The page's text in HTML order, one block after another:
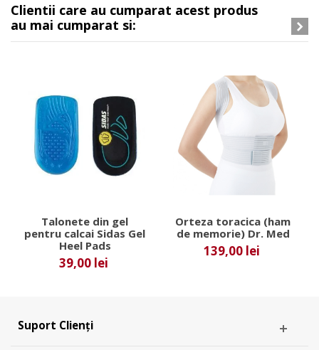
Clientii care au cumparat acest produs
au mai cumparat si:
Talonete din gel
pentru calcai Sidas Gel
Heel Pads
39,00 lei
Orteza toracica (ham
de memorie) Dr. Med
139,00 lei
Suport Clienți